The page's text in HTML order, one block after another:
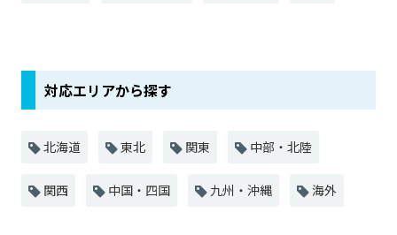
対応エリアから探す
北海道 東北 関東 中部・北陸
関西 中国・四国 九州・沖縄 海外